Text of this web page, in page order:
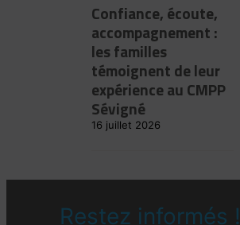
Confiance, écoute,
accompagnement :
les familles
témoignent de leur
expérience au CMPP
Sévigné
16 juillet 2026
Restez informés !